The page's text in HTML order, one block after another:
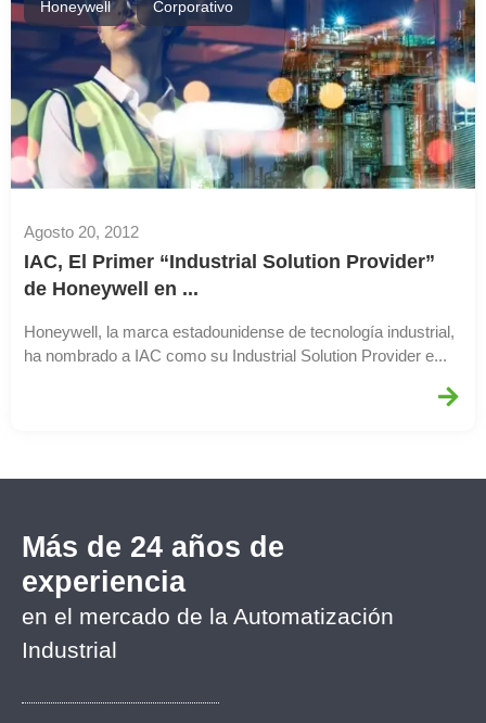
Honeywell , Corporativo
Agosto 20, 2012
IAC, El Primer “Industrial Solution Provider”
de Honeywell en ...
Honeywell, la marca estadounidense de tecnología industrial,
ha nombrado a IAC como su Industrial Solution Provider e...
Más de 24 años de
experiencia
en el mercado de la Automatización
Industrial